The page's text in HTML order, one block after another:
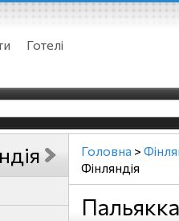
Готелі
Головна >
Фінляндія